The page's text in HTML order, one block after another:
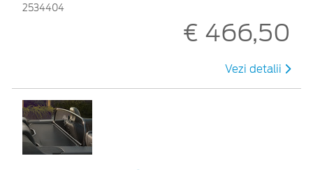
2534404
€ 466,50
Vezi detalii